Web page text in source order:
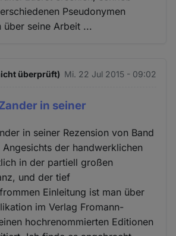
Pseudonymen
seine Arbeit ...
überprüft) Mi. 22 Jul 2015 - 09:02
in seiner
in seiner Rezension von Band
der handwerklichen
in der partiell großen
und der tief
Einleitung ist man über
im Verlag Fromann-
hochrenommierten Editionen